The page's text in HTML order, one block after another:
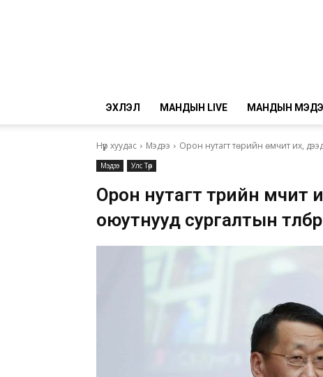
ЭХЛЭЛ МАНДЫН LIVE МАНДЫН
Нүүр хуудас Мэдээ Орон нутагт төрийн өмчит их,
Мэдээ Улс Төр
Орон нутагт төрийн өмчит
оюутнууд сургалтын